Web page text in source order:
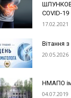
COVID-19
17.02.2021
Вітання
20.05.2026
НМАПО
04.07.2019